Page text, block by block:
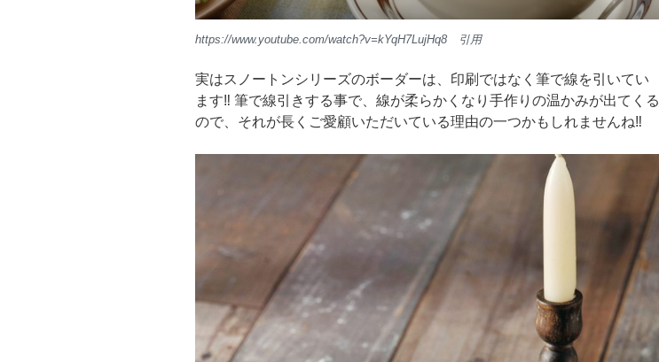
https://www.youtube.com/watch?v=kYqH7LujHq8 引用
実はスノートンシリーズのボーダーは、印刷ではなく筆で線を引いてい
ます‼︎ 筆で線引きする事で、線が柔らかくなり手作りの温かみが出てくる
ので、それが長くご愛顧いただいている理由の一つかもしれませんね‼︎